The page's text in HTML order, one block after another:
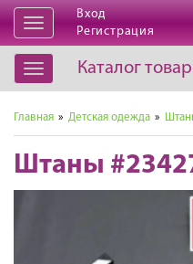
Открыть
навигацию
Вход
Регистрация
Открыть
навигацию
Каталог
Главная » Детская одежда »
Штаны